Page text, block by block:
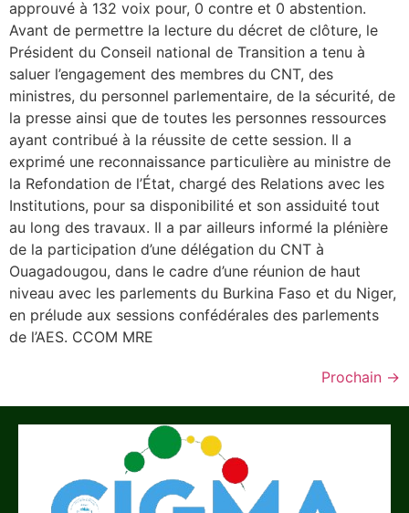
approuvé à 132 voix pour, 0 contre et 0 abstention.
Avant de permettre la lecture du décret de clôture, le
Président du Conseil national de Transition a tenu à
saluer l’engagement des membres du CNT, des
ministres, du personnel parlementaire, de la sécurité, de
la presse ainsi que de toutes les personnes ressources
ayant contribué à la réussite de cette session. Il a
exprimé une reconnaissance particulière au ministre de
la Refondation de l’État, chargé des Relations avec les
Institutions, pour sa disponibilité et son assiduité tout
au long des travaux. Il a par ailleurs informé la plénière
de la participation d’une délégation du CNT à
Ouagadougou, dans le cadre d’une réunion de haut
niveau avec les parlements du Burkina Faso et du Niger,
en prélude aux sessions confédérales des parlements
de l’AES. CCOM MRE
Prochain →